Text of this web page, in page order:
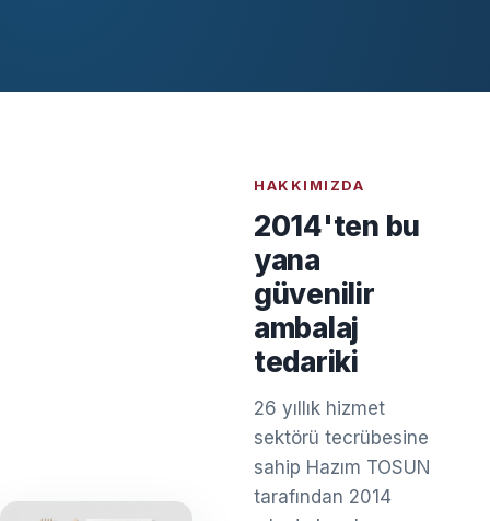
HAKKIMIZDA
2014'ten bu
yana
güvenilir
ambalaj
tedariki
26 yıllık hizmet
sektörü tecrübesine
sahip Hazım TOSUN
tarafından 2014